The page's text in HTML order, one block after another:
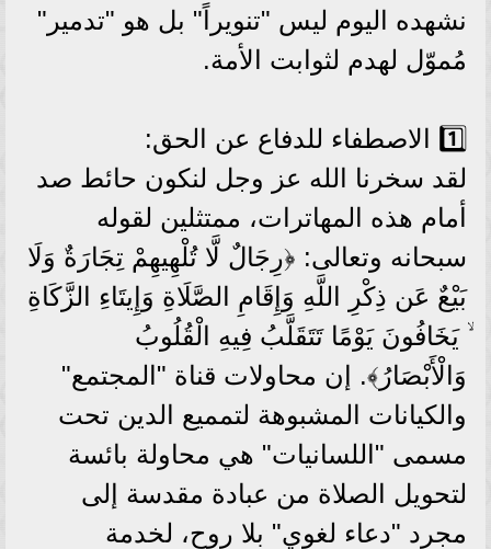
نشهده اليوم ليس "تنويراً" بل هو "تدمير"
مُموّل لهدم لثوابت الأمة.
1️⃣ الاصطفاء للدفاع عن الحق:
لقد سخرنا الله عز وجل لنكون حائط صد
أمام هذه المهاترات، ممتثلين لقوله
سبحانه وتعالى: ﴿رِجَالٌ لَّا تُلْهِيهِمْ تِجَارَةٌ وَلَا
بَيْعٌ عَن ذِكْرِ اللَّهِ وَإِقَامِ الصَّلَاةِ وَإِيتَاءِ الزَّكَاةِ
ۙ يَخَافُونَ يَوْمًا تَتَقَلَّبُ فِيهِ الْقُلُوبُ
وَالْأَبْصَارُ﴾. إن محاولات قناة "المجتمع"
والكيانات المشبوهة لتمميع الدين تحت
مسمى "اللسانيات" هي محاولة بائسة
لتحويل الصلاة من عبادة مقدسة إلى
مجرد "دعاء لغوي" بلا روح، لخدمة